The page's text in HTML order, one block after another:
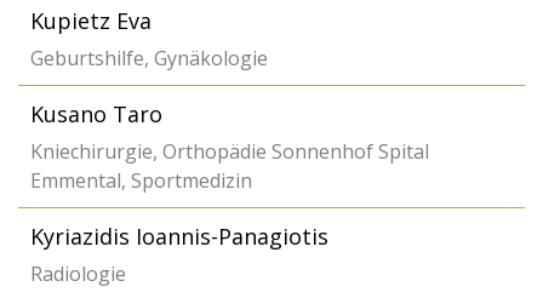
Kupietz Eva
Geburtshilfe, Gynäkologie
Kusano Taro
Kniechirurgie, Orthopädie Sonnenhof Spital
Emmental, Sportmedizin
Kyriazidis Ioannis-Panagiotis
Radiologie